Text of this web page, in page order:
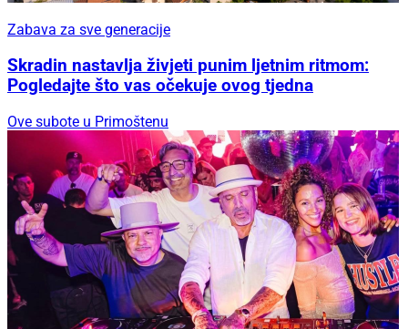
Zabava za sve generacije
Skradin nastavlja živjeti punim ljetnim ritmom:
Pogledajte što vas očekuje ovog tjedna
Ove subote u Primoštenu